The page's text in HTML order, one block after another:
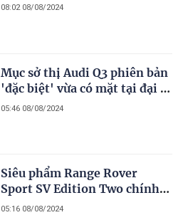
tầm Rolls-Royce
08:02 08/08/2024
Mục sở thị Audi Q3 phiên bản
'đặc biệt' vừa có mặt tại đại lý
Việt
05:46 08/08/2024
Siêu phẩm Range Rover
Sport SV Edition Two chính
thức ra mắt: Màu sơn độc lạ
05:16 08/08/2024